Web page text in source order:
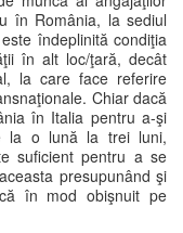
în România, la sediul
îndeplinită condiţia
în alt loc/ţară, decât
la care face referire
Chiar dacă
în Italia pentru a-şi
la o lună la trei luni,
suficient pentru a se
presupunând şi
în mod obişnuit pe